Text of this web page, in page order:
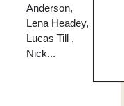
Anderson,
Lena Headey,
Lucas Till ,
Nick...